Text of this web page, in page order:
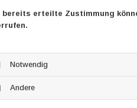
bereits erteilte Zustimmung
Notwendig
Andere